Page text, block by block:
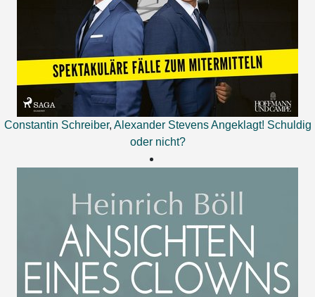
Constantin Schreiber, Alexander Stevens Angeklagt! Schuldig
oder nicht?